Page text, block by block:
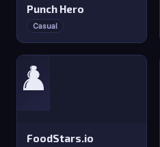
Punch Hero
Casual
♟️
FoodStars.io